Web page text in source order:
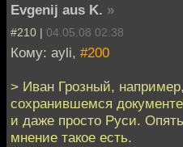
Evgenij aus K. »
#210 | 04.05.08 02:38
Кому: ayli, #200
> Иван Грозный,
сохранившемся
и даже просто Руси.
мнение такое есть.